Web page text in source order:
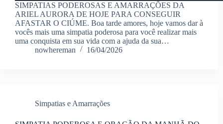
SIMPATIAS PODEROSAS E AMARRAÇÕES DA
ARIEL AURORA DE HOJE PARA CONSEGUIR
AFASTAR O CIÚME. Boa tarde amores, hoje vamos dar à
vocês mais uma simpatia poderosa para você realizar mais
uma conquista em sua vida com a ajuda da sua…
nowhereman
16/04/2026
Simpatias e Amarrações